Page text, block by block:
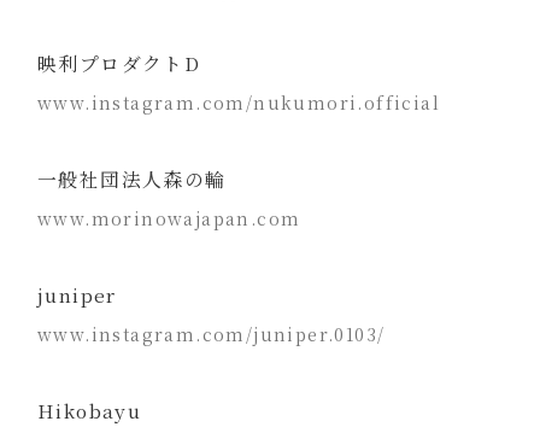
映利プロダクトD
www.instagram.com/nukumori.official
一般社団法人森の輪
www.morinowajapan.com
juniper
www.instagram.com/juniper.0103/
Hikobayu